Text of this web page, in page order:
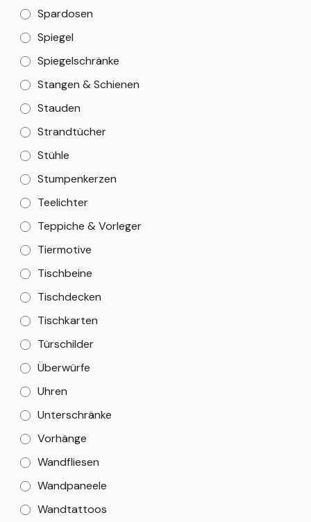
Spardosen
Spiegel
Spiegelschränke
Stangen & Schienen
Stauden
Strandtücher
Stühle
Stumpenkerzen
Teelichter
Teppiche & Vorleger
Tiermotive
Tischbeine
Tischdecken
Tischkarten
Türschilder
Überwürfe
Uhren
Unterschränke
Vorhänge
Wandfliesen
Wandpaneele
Wandtattoos